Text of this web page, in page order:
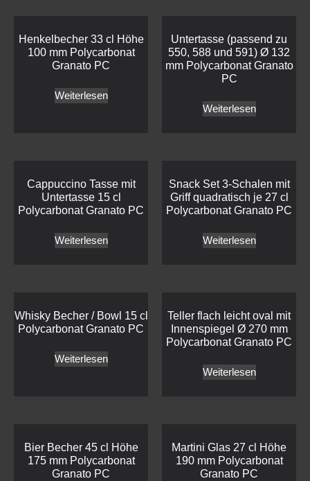
Henkelbecher 33 cl Höhe
100 mm Polycarbonat
Granato PC
Weiterlesen
Untertasse (passend zu
550, 588 und 591) Ø 132
mm Polycarbonat Granato
PC
Weiterlesen
Cappuccino Tasse mit
Untertasse 15 cl
Polycarbonat Granato PC
Weiterlesen
Snack Set 3-Schalen mit
Griff quadratisch je 27 cl
Polycarbonat Granato PC
Weiterlesen
Whisky Becher / Bowl 15 cl
Polycarbonat Granato PC
Weiterlesen
Teller flach leicht oval mit
Innenspiegel Ø 270 mm
Polycarbonat Granato PC
Weiterlesen
Bier Becher 45 cl Höhe
175 mm Polycarbonat
Granato PC
Martini Glas 27 cl Höhe
190 mm Polycarbonat
Granato PC